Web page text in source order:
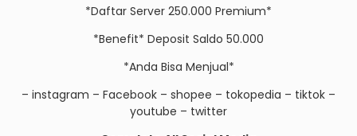
*Daftar Server 250.000 Premium*
*Benefit* Deposit Saldo 50.000
*Anda Bisa Menjual*
– instagram – Facebook – shopee – tokopedia – tiktok –
youtube – twitter